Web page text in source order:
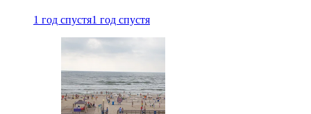
1 год спустя1 год спустя